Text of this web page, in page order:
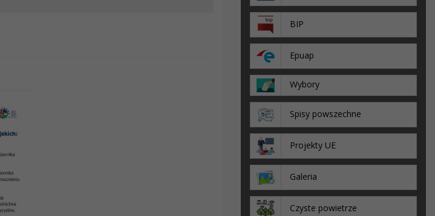
BIP
Epuap
Wybory
Spisy powszechne
Projekty UE
Galeria
Czyste powietrze